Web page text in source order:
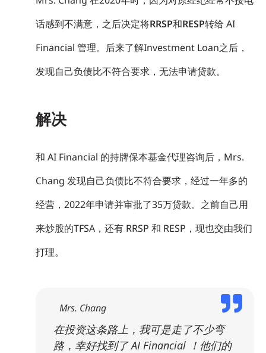
话感到不满意，之后决定将RRSP和RESP转给 AI
Financial 管理。后来了解Investment Loan之后，
发现自己负债比不符合要求，无法申请贷款。
解决
和 AI Financial 的持牌保本基金代理咨询后，Mrs.
Chang 发现自己负债比不符合要求，经过一年多的
经营，2022年申请并审批了35万贷款。之前自己用
来炒股的TFSA，还有 RRSP 和 RESP，现也交由我们
打理。
Mrs. Chang
在投资这条路上，我可是走了不少弯
路，幸好找到了 AI Financial ！他们的